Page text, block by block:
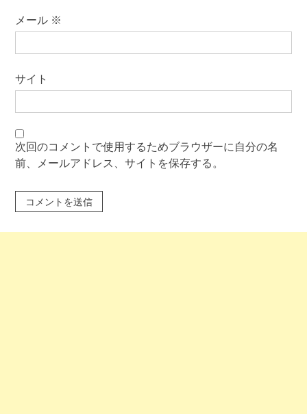
メール ※
サイト
次回のコメントで使用するためブラウザーに自分の名
前、メールアドレス、サイトを保存する。